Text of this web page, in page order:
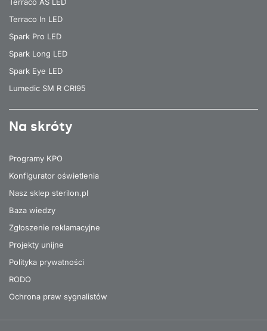
Terraco In LED
Spark Pro LED
Spark Long LED
Spark Eye LED
Lumedic SM R CRI95
Na skróty
Programy KPO
Konfigurator oświetlenia
Nasz sklep sterilon.pl
Baza wiedzy
Zgłoszenie reklamacyjne
Projekty unijne
Polityka prywatności
RODO
Ochrona praw sygnalistów